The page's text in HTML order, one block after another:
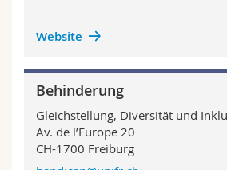
Website
Behinderung
Gleichstellung, Diversität und
Av. de l’Europe 20
CH-1700 Freiburg